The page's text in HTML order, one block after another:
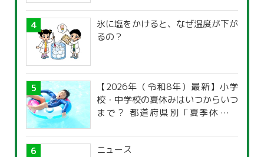
氷に塩をかけると、なぜ温度が下が
るの？
【2026年（令和8年）最新】小学
校・中学校の夏休みはいつからいつ
まで？ 都道府県別「夏季休暇一
ニュース